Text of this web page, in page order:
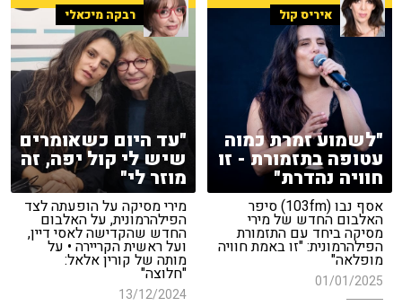
איריס קול
"לשמוע זמרת כמוה
עטופה בתזמורת - זו
חוויה נהדרת"
אסף נבו (103fm) סיפר
האלבום החדש של מירי
מסיקה ביחד עם התזמורת
הפילהרמונית: "זו באמת חוויה
מופלאה"
01/01/2025
רבקה מיכאלי
"עד היום כשאומרים
שיש לי קול יפה, זה
מוזר לי"
מירי מסיקה על הופעתה לצד
הפילהרמונית, על האלבום
החדש שהקדישה לאסי דיין,
ועל ראשית הקריירה • על
מותה של קורין אלאל:
"חלוצה"
13/12/2024